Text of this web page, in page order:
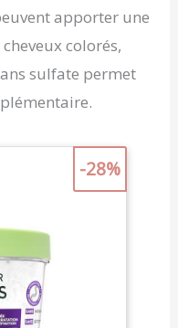
apporter une
colorés,
sulfate permet
-28%